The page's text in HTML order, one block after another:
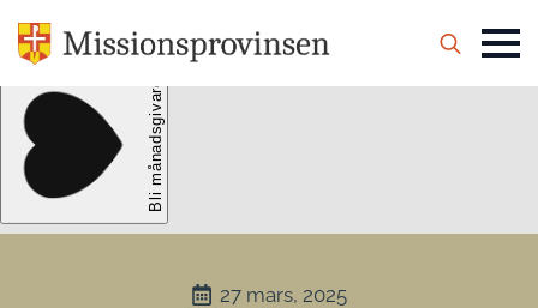
Search
27 mars, 2025